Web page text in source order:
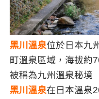
黑川溫泉位於日本九
町溫泉區域，海拔約
被稱為九州溫泉秘境
黑川溫泉在日本溫泉